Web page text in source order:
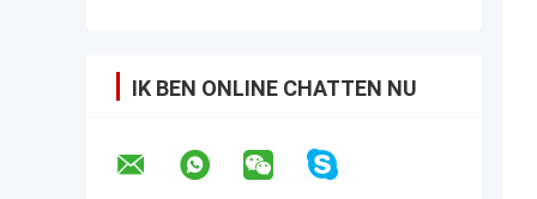
IK BEN ONLINE CHATTEN NU